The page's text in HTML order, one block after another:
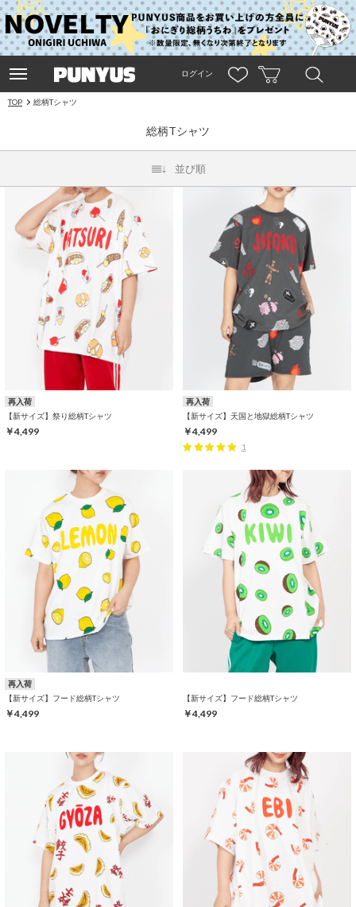
ログイン
TOP 総柄Tシャツ
総柄Tシャツ
並び順
再入荷
【新サイズ】祭り総柄Tシャツ
￥4,499
再入荷
【新サイズ】天国と地獄総柄Tシャツ
￥4,499
1
再入荷
【新サイズ】フード総柄Tシャツ
￥4,499
【新サイズ】フード総柄Tシャツ
￥4,499